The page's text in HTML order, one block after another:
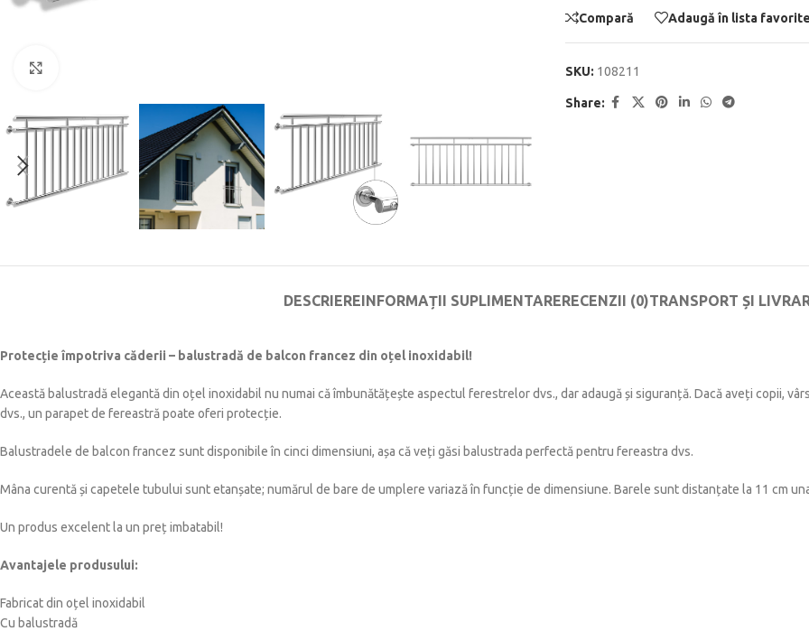
Compară Adaugă în lista favorite
SKU: 108211
Share:
DESCRIEREINFORMAȚII SUPLIMENTARERECENZII (0)TRANSPORT ȘI
Protecție împotriva căderii – balustradă de balcon francez din oțel inoxidabil!
Această balustradă elegantă din oțel inoxidabil nu numai că îmbunătățește aspectul ferestrelor dvs., dar adaugă și siguranță. Dacă aveți copii,
dvs., un parapet de fereastră poate oferi protecție.
Balustradele de balcon francez sunt disponibile în cinci dimensiuni, așa că veți găsi balustrada perfectă pentru fereastra dvs.
Mâna curentă și capetele tubului sunt etanșate; numărul de bare de umplere variază în funcție de dimensiune. Barele sunt distanțate la 11 cm
Un produs excelent la un preț imbatabil!
Avantajele produsului:
Fabricat din oțel inoxidabil
Cu balustradă